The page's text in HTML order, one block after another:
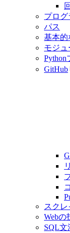
プログ
パス
基本的
モジ
GitHub
スク
Webの
SQL文